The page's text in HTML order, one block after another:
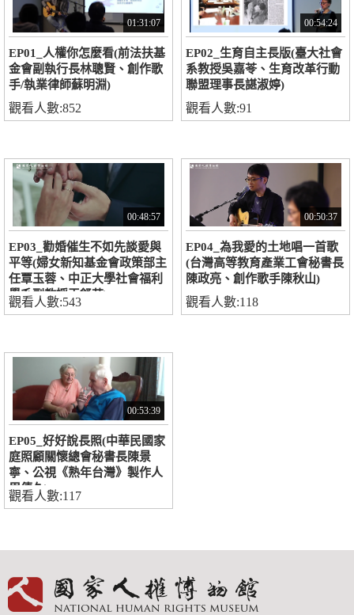
01:31:07
EP01_人權你怎麼看(前法扶基
金會副執行長林聰賢、創作歌
手/執業律師蘇明淵)
觀看人數:852
00:54:24
EP02_生育自主長版(臺大社會
系教授吳嘉苓、生育改革行動
聯盟理事長諶淑婷)
觀看人數:91
00:48:57
EP03_勸婚催生不如先談愛與
平等(婦女新知基金會政策部主
任覃玉蓉、中正大學社會福利
學系副教授王舒芸)
觀看人數:543
00:50:37
EP04_為我愛的土地唱一首歌
(台灣高等教育產業工會秘書長
陳政亮、創作歌手陳秋山)
觀看人數:118
00:53:39
EP05_好好說長照(中華民國家
庭照顧關懷總會秘書長陳景
寧、公視《熟年台灣》製作人
周傳久)
觀看人數:117